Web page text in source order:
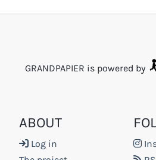
GRANDPAPIER is powered by
ABOUT
Log in